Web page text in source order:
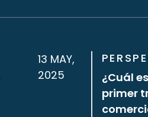
13 MAY,
2025
¿Cuál
primer